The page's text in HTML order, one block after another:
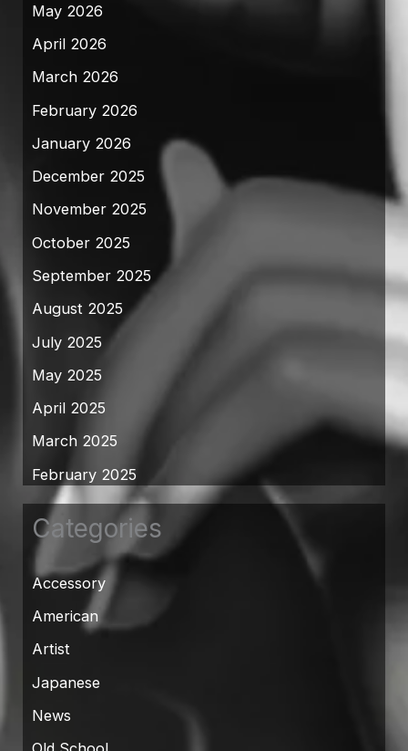
May 2026
April 2026
March 2026
February 2026
January 2026
December 2025
November 2025
October 2025
September 2025
August 2025
July 2025
May 2025
April 2025
March 2025
February 2025
Categories
Accessory
American
Artist
Japanese
News